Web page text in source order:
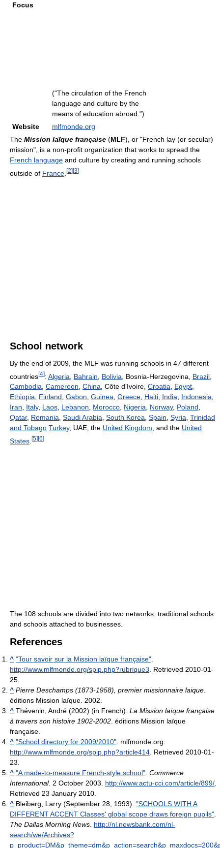
Focus
("The circulation of the French
language and culture by the
means of education abroad.")
Website
mlfmonde.org
The Mission laïque française (MLF), or "French lay (or secular)
mission", is a non-profit organization that works to spread the
French language and culture by creating and running schools
outside of France [2][3]
School network
By the end of 2009, the MLF was running schools in 47 different
countries[4]: Algeria Bahrain Bolivia , Bosnia-Herzegovina, Brazil
Cambodia, Cameroon, China, Côte d’Ivoire, Croatia, Egypt,
Ethiopia, Finland, Gabon, Guinea, Greece, Haiti, India, Indonesia,
Iran, Italy, Laos, Lebanon, Morocco, Nigeria, Norway, Poland,
Qatar, Romania, Saudi Arabia, South Korea, Spain, Syria, Trinidad
and Tobago Turkey, UAE, the United Kingdom, and the United
States [5] [6]
The 108 schools are divided into two networks: traditional schools
and schools attached to businesses.
References
^ "Tour savoir sur la Mission laïque française"
http://www.mlfmonde.org/spip.php?rubrique3 . Retrieved 2010-01-
25
^ Pierre Deschamps (1873-1958), premier missionnaire laique
éditions Mission laïque. 2002.
^ Thévenin, André (2002) (in French). La Mission laïque française
à travers son histoire 1902-2002 . éditions Mission laïque
française.
^ "School directory for 2009/2010" . mlfmonde.org
http://www.mlfmonde.org/spip.php?article414 . Retrieved 2010-01-
23
^ "A made-to-measure French-style school" Commerce
International. 2 October 2003 http://www.actu-cci.com/article/899/
Retrieved 23 January 2010
^ Bleiberg, Larry (September 28, 1993). "SCHOOLS WITH A
DIFFERENT ACCENT Classes' global scope draws foreign pupils"
The Dallas Morning News http://nl.newsbank.com/nl-
search/we/Archives?